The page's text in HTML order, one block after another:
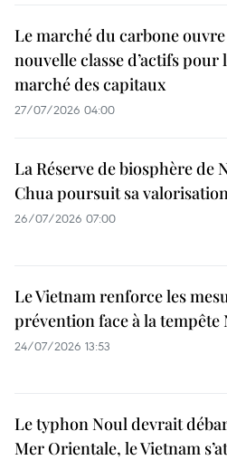
Le marché du carbone
nouvelle classe d’actifs pour
marché des capitaux
27/07/2026 04:00
La Réserve de biosphère de
Chua poursuit sa valorisation
26/07/2026 07:00
Le Vietnam renforce les
prévention face à la tempête
24/07/2026 13:53
Le typhon Noul devrait
Mer Orientale, le Vietnam